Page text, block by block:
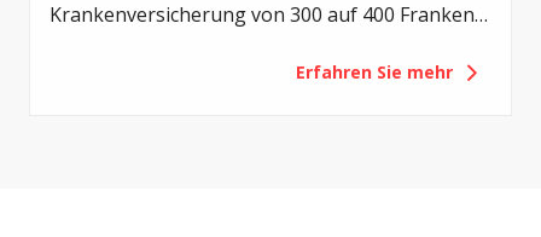
Krankenversicherung von 300 auf 400 Franken
Eigenverantwortung der Versicherten gestärkt
Erfahren Sie mehr